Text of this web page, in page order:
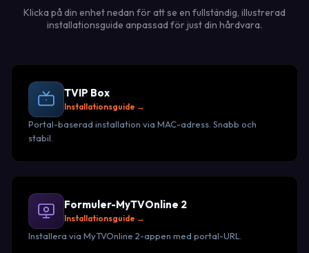
Klicka på din enhet nedan för att se en fullständig, illustrerad
installationsguide anpassad för just din hårdvara.
TVIP Box
Installationsguide →
Portal-baserad installation via MAC-adress. Snabb och
stabil.
Formuler-MyTVOnline 2
Installationsguide →
Installera via MyTVOnline 2-appen med portal-URL.